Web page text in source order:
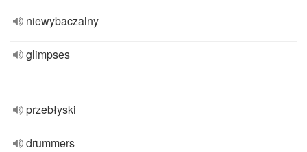
niewybaczalny
glimpses
przebłyski
drummers